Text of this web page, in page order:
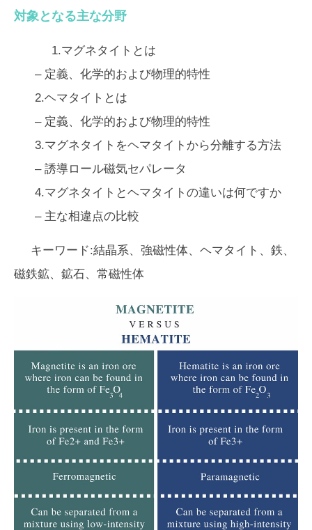
対象となる主な分野
1.マグネタイトとは
– 定義、化学的および物理的特性
2.ヘマタイトとは
– 定義、化学的および物理的特性
3.マグネタイトをヘマタイトから分離する方法
– 誘導ロール磁気セパレータ
4.マグネタイトとヘマタイトの違いは何ですか
– 主な相違点の比較
キーワード:結晶系、強磁性体、ヘマタイト、鉄、
磁鉄鉱、鉱石、常磁性体